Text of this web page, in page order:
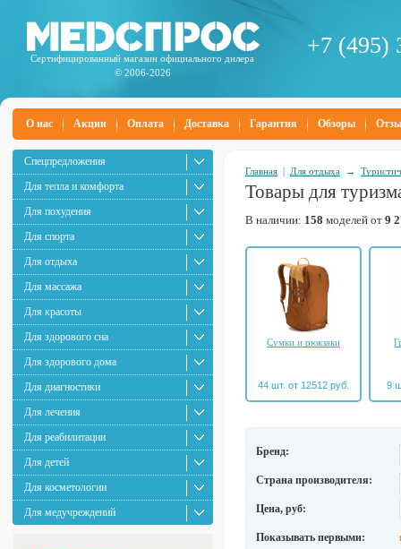
Сертифицированный магазин официального дилера
© 2006-2026
+7 (495)
О нас Акции Оплата Доставка Гарантия Обзоры
Спецпредложения
Для тепла и комфорта
Для похудения
Для спорта
Для отдыха
Для массажа
Для красоты
Для здорового сна
Для здорового дома
Для диагностики
Для лечения
Для реабилитации
Для детей
Для косметологии
Для медучреждений
Главная | Для отдыха →
Товары для
В наличии: 158 моделей от 9
Сумки и рюкзаки
44 шт. от 12512 руб. 9
Бренд:
Страна производителя:
Цена, руб:
Показывать первыми: